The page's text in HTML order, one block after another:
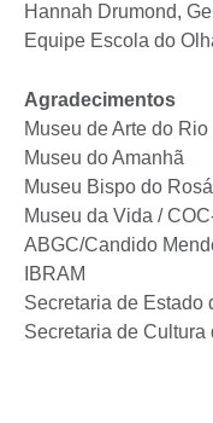
Hannah Drumond,
Equipe Escola do
Agradecimentos
Museu de Arte do Rio
Museu do Amanhã
Museu Bispo do
Museu da Vida /
ABGC/Candido
IBRAM
Secretaria de Estado
Secretaria de